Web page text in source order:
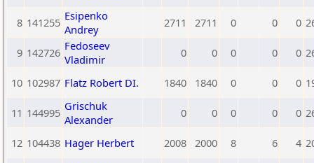
8 141255 Esipenko
Andrey
2711 2711 0 0 0
9 142726 Fedoseev
Vladimir
0 0 0 0 0
10 102987 Flatz Robert DI. 1840 1840 0 0 0
11 144995 Grischuk
Alexander
0 0 0 0 0
12 104438 Hager Herbert 2008 2000 8 6 4